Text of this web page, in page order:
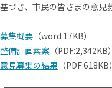
基づき、市民の皆さまの意見
募集概要 （word:17KB）
整備計画素案 （
意見募集の結果 （PDF:618KB）